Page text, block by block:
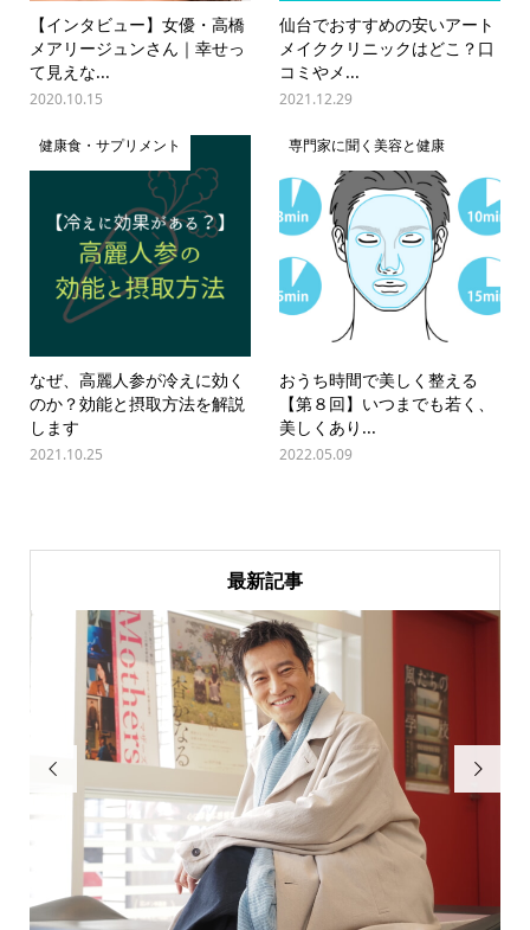
【インタビュー】女優・高橋
メアリージュンさん｜幸せっ
て見えな...
2020.10.15
仙台でおすすめの安いアート
メイククリニックはどこ？口
コミやメ...
2021.12.29
健康食・サプリメント
なぜ、高麗人参が冷えに効く
のか？効能と摂取方法を解説
します
2021.10.25
専門家に聞く美容と健康
おうち時間で美しく整える
【第８回】いつまでも若く、
美しくあり...
2022.05.09
最新記事
 